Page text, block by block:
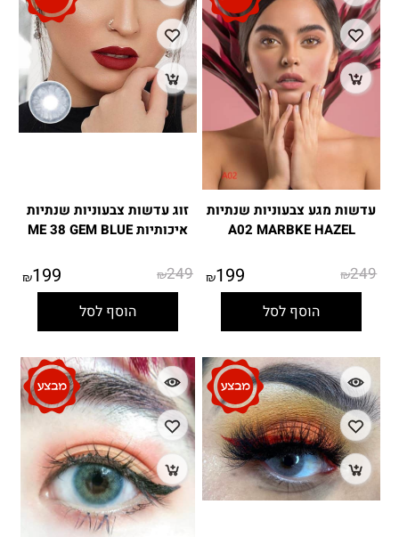
עדשות מגע צבעוניות שנתיות
A02 MARBKE HAZEL
₪249
₪199
הוסף לסל
זוג עדשות צבעוניות שנתיות
איכותיות ME 38 GEM BLUE
₪249
₪199
הוסף לסל